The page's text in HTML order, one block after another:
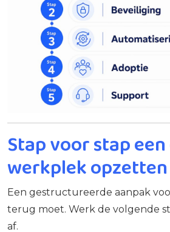
Stap voor stap
werkplek opzetten
Een gestructureerde aanpak
terug moet. Werk de volgende
af.